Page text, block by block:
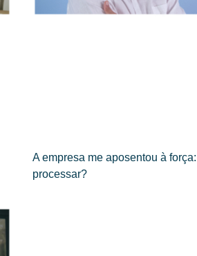
A empresa me aposentou à
processar?